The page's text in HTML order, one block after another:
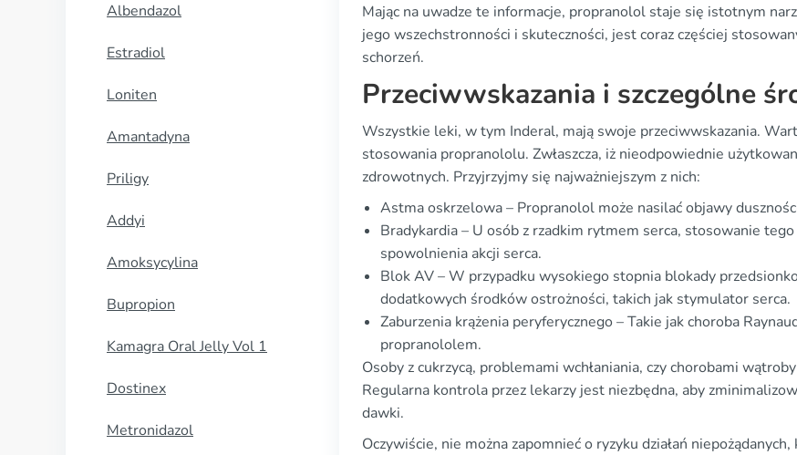
Albendazol
Estradiol
Loniten
Amantadyna
Priligy
Addyi
Amoksycylina
Bupropion
Kamagra Oral Jelly Vol 1
Dostinex
Metronidazol
Mając na uwadze te informacje, propranolol staje się istotnym
jego wszechstronności i skuteczności, jest coraz częściej
schorzeń.
Przeciwwskazania i szczególne
Wszystkie leki, w tym Inderal, mają swoje przeciwwskazania.
stosowania propranololu. Zwłaszcza, iż nieodpowiednie
zdrowotnych. Przyjrzyjmy się najważniejszym z nich:
Astma oskrzelowa – Propranolol może nasilać objawy
Bradykardia – U osób z rzadkim rytmem serca, stosowanie
spowolnienia akcji serca.
Blok AV – W przypadku wysokiego stopnia blokady
dodatkowych środków ostrożności, takich jak stymulator serca.
Zaburzenia krążenia peryferycznego – Takie jak choroba
propranololem.
Osoby z cukrzycą, problemami wchłaniania, czy chorobami
Regularna kontrola przez lekarzy jest niezbędna, aby
dawki.
Oczywiście, nie można zapomnieć o ryzyku działań